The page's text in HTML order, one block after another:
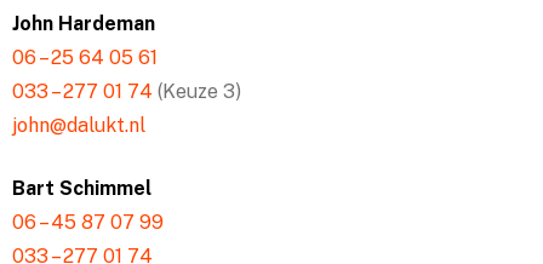
John Hardeman
06 – 25 64 05 61
033 – 277 01 74 (Keuze 3)
john@dalukt.nl
Bart Schimmel
06 – 45 87 07 99
033 – 277 01 74